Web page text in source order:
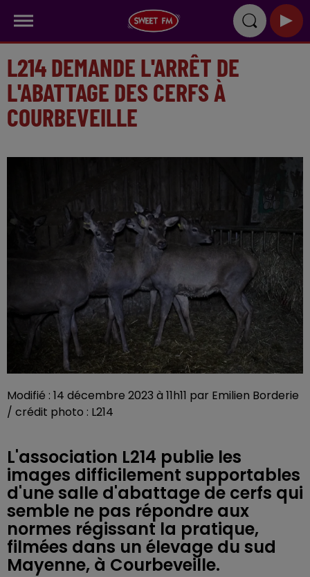
L214 DEMANDE L'ARRÊT DE
L'ABATTAGE DES CERFS À
COURBEVEILLE
Modifié : 14 décembre 2023 à 11h11 par Emilien Borderie
/ crédit photo : L214
L'association L214 publie les
images difficilement supportables
d'une salle d'abattage de cerfs qui
semble ne pas répondre aux
normes régissant la pratique,
filmées dans un élevage du sud
Mayenne, à Courbeveille.